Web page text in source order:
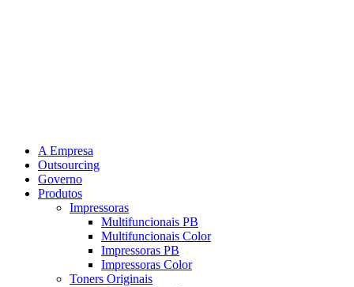
A Empresa
Outsourcing
Governo
Produtos
Impressoras
Multifuncionais PB
Multifuncionais Color
Impressoras PB
Impressoras Color
Toners Originais